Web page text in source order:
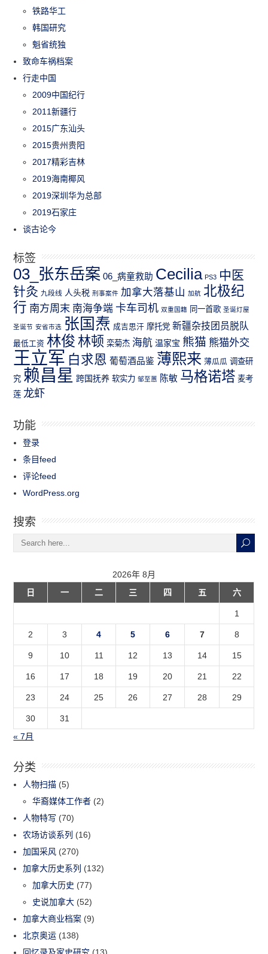
铁路华工
韩国研究
魁省统独
致命车祸档案
行走中国
2009中国纪行
2011新疆行
2015广东汕头
2015贵州贵阳
2017精彩吉林
2019海南椰风
2019深圳华为总部
2019石家庄
谈古论今
标签
03_张东岳案 06_病童救助 Cecilia PS3 中医
针灸 九段线 人头税 刑事案件 加拿大落基山 加航 北极纪
行 南方周末 南海争端 卡车司机 双重国籍 同一首歌 圣诞灯屋
圣诞节 安省市选 张国焘 成吉思汗 摩托党 新疆杂技团员脱队
最低工资 林俊 林顿 栾菊杰 海航 温家宝 熊猫 熊猫外交
王立军 白求恩 葡萄酒品鉴 薄熙来 薄瓜瓜 调查研
究 赖昌星 跨国抚养 软实力 邹至蕙 陈敏 马格诺塔 麦考
莲 龙虾
功能
登录
条目feed
评论feed
WordPress.org
搜索
2026年 8月
日
一 二 三 四 五 六
1
2 3 4 5 6 7 8
9 10 11 12 13 14 15
16 17 18 19 20 21 22
23 24 25 26 27 28 29
30
31
« 7月
分类
人物扫描 (5)
华裔媒体工作者 (2)
人物特写 (70)
农场访谈系列 (16)
加国采风 (270)
加拿大历史系列 (132)
加拿大历史 (77)
史说加拿大 (52)
加拿大商业档案 (9)
北京奥运 (138)